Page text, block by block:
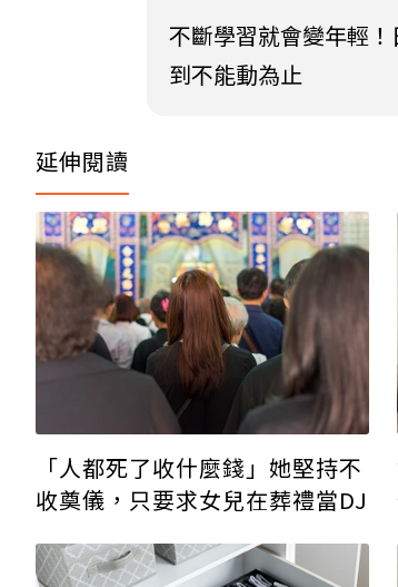
不斷學習就會變年輕
到不能動為止
延伸閱讀
「人都死了收什麼錢」她堅持不
收奠儀，只要求女兒在葬禮當DJ